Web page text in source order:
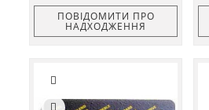
ПОВІДОМИТИ ПРО
НАДХОДЖЕННЯ